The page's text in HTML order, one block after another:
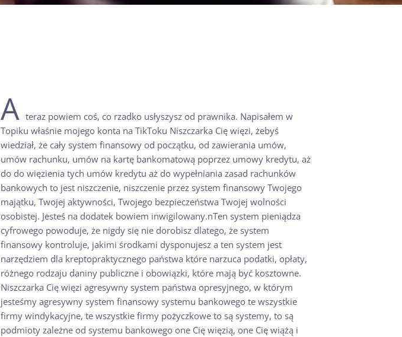
A teraz powiem coś, co rzadko usłyszysz od prawnika. Napisałem w
Topiku właśnie mojego konta na TikToku Niszczarka Cię więzi, żebyś
wiedział, że cały system finansowy od początku, od zawierania umów,
umów rachunku, umów na kartę bankomatową poprzez umowy kredytu, aż
do do więzienia tych umów kredytu aż do wypełniania zasad rachunków
bankowych to jest niszczenie, niszczenie przez system finansowy Twojego
majątku, Twojej aktywności, Twojego bezpieczeństwa Twojej wolności
osobistej. Jesteś na dodatek bowiem inwigilowany.nTen system pieniądza
cyfrowego powoduje, że nigdy się nie dorobisz dlatego, że system
finansowy kontroluje, jakimi środkami dysponujesz a ten system jest
narzędziem dla kreptopraktycznego państwa które narzuca podatki, opłaty,
różnego rodzaju daniny publiczne i obowiązki, które mają być kosztowne.
Niszczarka Cię więzi agresywny system państwa opresyjnego, w którym
jesteśmy agresywny system finansowy systemu bankowego te wszystkie
firmy windykacyjne, te wszystkie firmy pożyczkowe to są systemy, to są
podmioty zależne od systemu bankowego one Cię więzią, one Cię wiążą i